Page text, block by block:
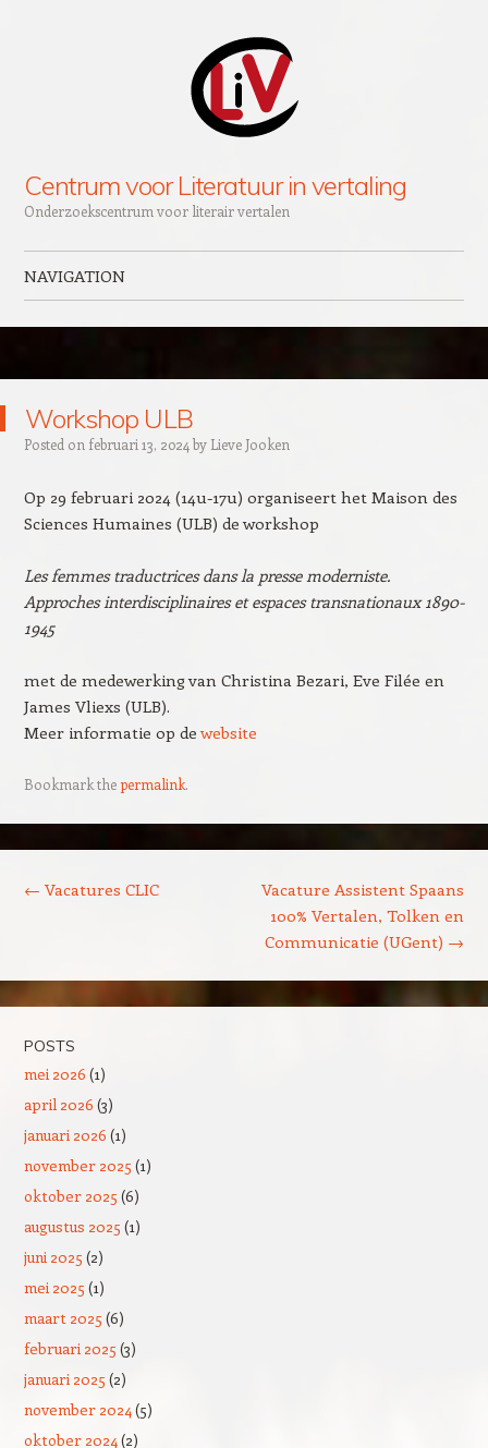
Centrum voor Literatuur in vertaling
Onderzoekscentrum voor literair vertalen
NAVIGATION
Workshop ULB
Posted on februari 13, 2024 by Lieve Jooken
Op 29 februari 2024 (14u-17u) organiseert het Maison des
Sciences Humaines (ULB) de workshop
Les femmes traductrices dans la presse moderniste.
Approches interdisciplinaires et espaces transnationaux 1890-
1945
met de medewerking van Christina Bezari, Eve Filée en
James Vliexs (ULB).
Meer informatie op dewebsite
Bookmark thepermalink.
← Vacatures CLIC
Vacature Assistent Spaans
100% Vertalen, Tolken en
Communicatie (UGent) →
POSTS
mei 2026 (1)
april 2026 (3)
januari 2026 (1)
november 2025 (1)
oktober 2025 (6)
augustus 2025 (1)
juni 2025 (2)
mei 2025 (1)
maart 2025 (6)
februari 2025 (3)
januari 2025 (2)
november 2024(5)
oktober 2024(2)